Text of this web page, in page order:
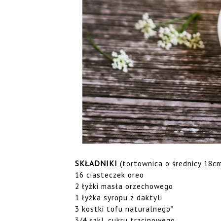
SKŁADNIKI (tortownica o średnicy
16 ciasteczek oreo
2 łyżki masła orzechowego
1 łyżka syropu z daktyli
3 kostki tofu naturalnego*